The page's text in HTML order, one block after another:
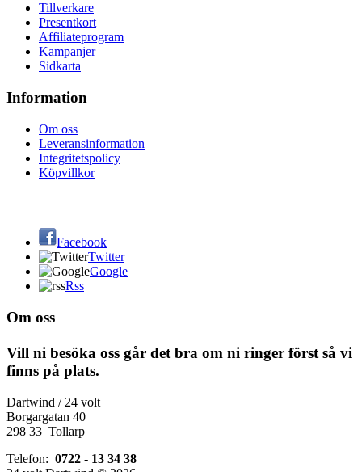
Tillverkare
Presentkort
Affiliateprogram
Kampanjer
Sidkarta
Information
Om oss
Leveransinformation
Integritetspolicy
Köpvillkor
Facebook
Twitter
Google
Rss
Om oss
Vill ni besöka oss går det bra om ni ringer först så vi
finns på plats.
Dartwind / 24 volt
Borgargatan 40
298 33 Tollarp
Telefon: 0722 - 13 34 38